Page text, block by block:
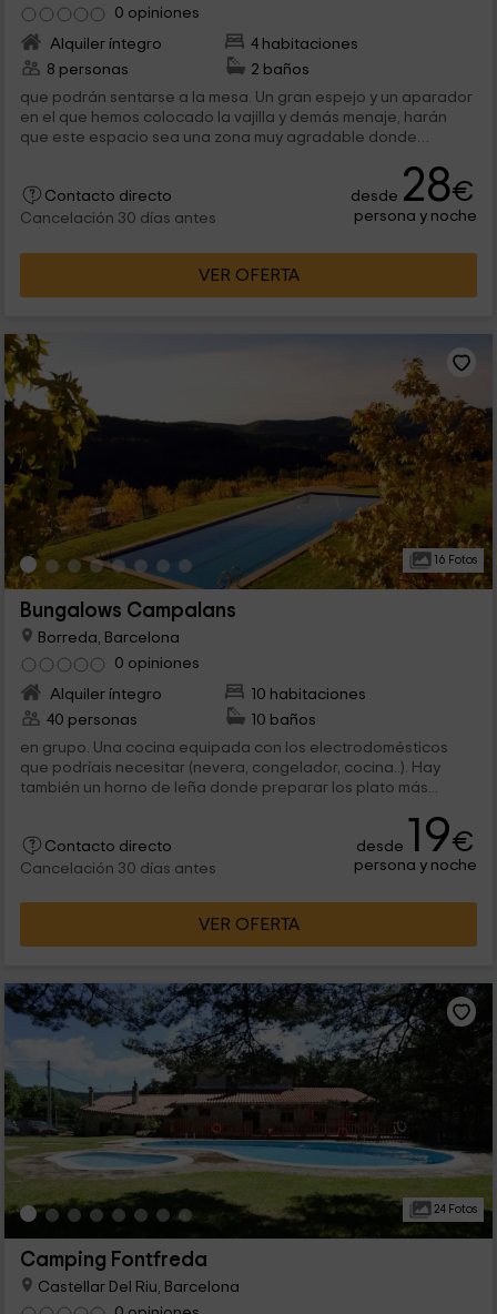
0 opiniones
Alquiler íntegro
4 habitaciones
8 personas
2 baños
que podrán sentarse a la mesa. Un gran espejo y un aparador
en el que hemos colocado la vajilla y demás menaje, harán
que este espacio sea una zona muy agradable donde
Contacto directo
Cancelación 30 días antes
desde 28€
persona y noche
VER OFERTA
16 Fotos
Bungalows Campalans
Borreda, Barcelona
0 opiniones
Alquiler íntegro
10 habitaciones
40 personas
10 baños
en grupo. Una cocina equipada con los electrodomésticos
que podríais necesitar (nevera, congelador, cocina..). Hay
también un horno de leña donde preparar los plato más...
Contacto directo
Cancelación 30 días antes
desde 19€
persona y noche
VER OFERTA
24 Fotos
Camping Fontfreda
Castellar Del Riu, Barcelona